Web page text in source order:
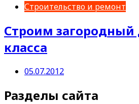
Строительство и ремонт
Строим
класса
05.07.2012
Разделы сайта